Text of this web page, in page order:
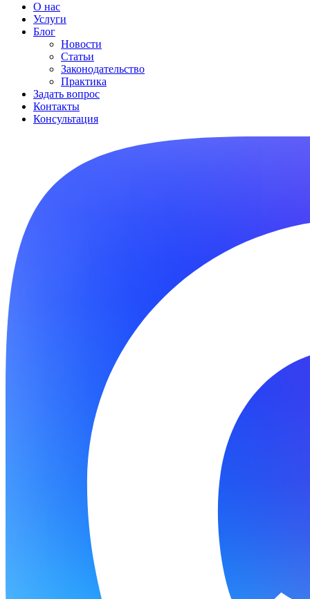
О нас
Услуги
Блог
Новости
Статьи
Законодательство
Практика
Задать вопрос
Контакты
Консультация